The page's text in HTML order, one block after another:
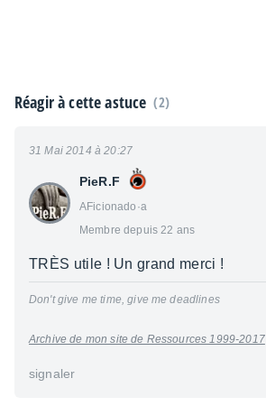
Réagir à cette astuce (2)
PieR.F
AFicionado·a
Membre depuis 22 ans
31 Mai 2014 à 20:27
TRÈS utile ! Un grand merci !
Don't give me time, give me deadlines
Archive de mon site de Ressources 1999-2017
signaler